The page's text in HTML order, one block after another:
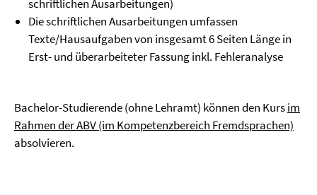
schriftlichen Ausarbeitungen)
Die schriftlichen Ausarbeitungen umfassen
Texte/Hausaufgaben von insgesamt 6 Seiten Länge in
Erst- und überarbeiteter Fassung inkl. Fehleranalyse
Bachelor-Studierende (ohne Lehramt) können den Kursim
Rahmen der ABV (im Kompetenzbereich Fremdsprachen)
absolvieren.